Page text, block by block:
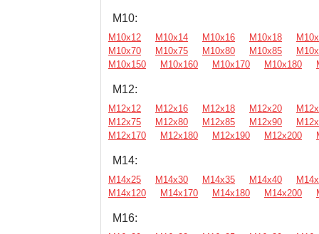
М10:
М10х12 М10х14 М10х16 М10х18
М10х70
М10х75 М10х80 М10х85
М10х150
М10х160 М10х170 М10х180
М12:
М12х12 М12х16 М12х18 М12х20
М12х75
М12х80 М12х85 М12х90
М12х170
М12х180 М12х190 М12х200
М14:
М14х25 М14х30 М14х35 М14х40
М14х120
М14х170 М14х180 М14х200
М16: